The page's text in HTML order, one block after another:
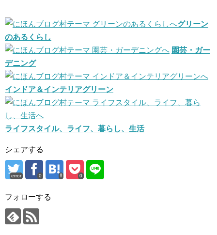
グリーン
のあるくらし
園芸・ガー
デニング
インドア＆インテリアグリーン
ライフスタイル、ライフ、暮らし、生活
シェアする
error 0 0
フォローする